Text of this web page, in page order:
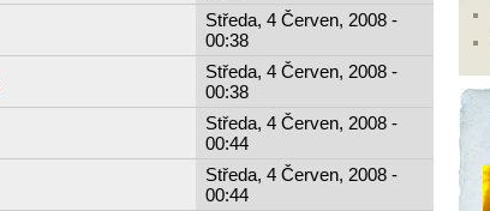
Středa, 4 Červen, 2008 -
00:38
Středa, 4 Červen, 2008 -
00:38
Středa, 4 Červen, 2008 -
00:44
Středa, 4 Červen, 2008 -
00:44